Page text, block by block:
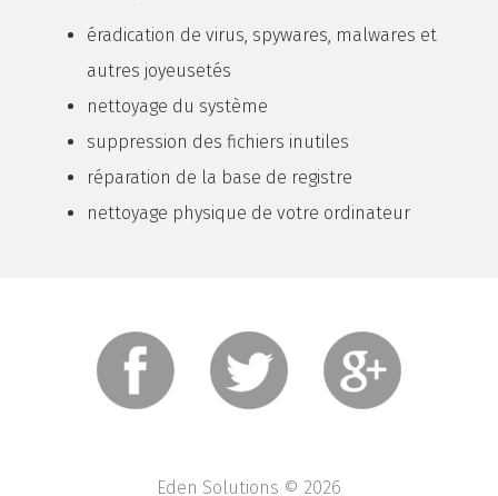
éradication de virus, spywares, malwares et
autres joyeusetés
nettoyage du système
suppression des fichiers inutiles
réparation de la base de registre
nettoyage physique de votre ordinateur
Eden Solutions © 2026